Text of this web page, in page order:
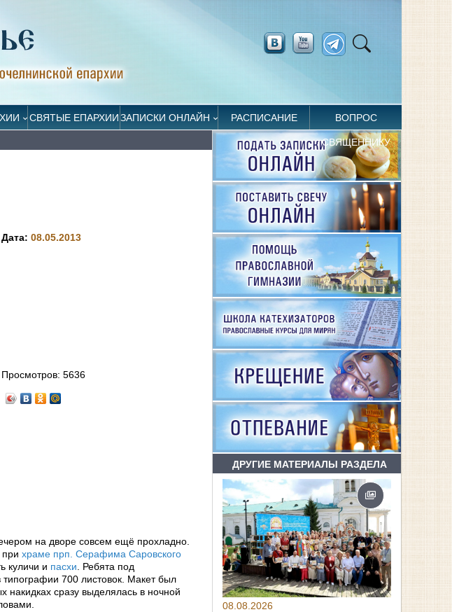
СВЯТЫЕ ЕПАРХИИЗАПИСКИ ОНЛАЙН РАСПИСАНИЕ ВОПРОС
СВЯЩЕННИКУ
Дата:08.05.2013
Просмотров:5636
на дворе совсем ещё прохладно.
храме прп. Серафима Саровского
куличи и пасхи. Ребята под
700 листовок. Макет был
сразу выделялась в ночной
ДРУГИЕ МАТЕРИАЛЫ РАЗДЕЛА
08.08.2026